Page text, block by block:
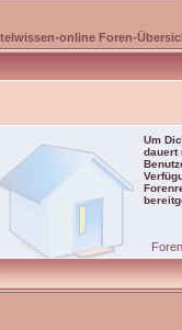
online Foren-
Um
dauert